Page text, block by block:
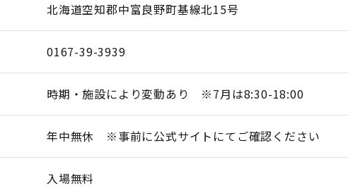
北海道空知郡中富良野町基線北15号
0167-39-3939
時期・施設により変動あり ※7月は8:30-18:00
年中無休 ※事前に公式サイトにてご確認ください
入場無料